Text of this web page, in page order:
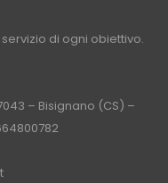
di ogni obiettivo.
– Bisignano (CS) –